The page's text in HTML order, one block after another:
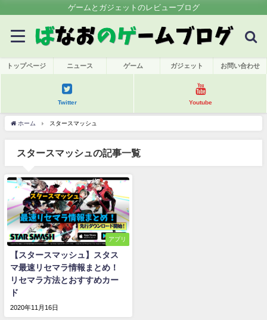
ゲームとガジェットのレビューブログ
トップページ ニュース ゲーム ガジェット お問い合わせ
Twitter Youtube
ホーム スタースマッシュ
スタースマッシュの記事一覧
アプリ
【スタースマッシュ】スタス
マ最速リセマラ情報まとめ！
リセマラ方法とおすすめカー
ド
2020年11月16日